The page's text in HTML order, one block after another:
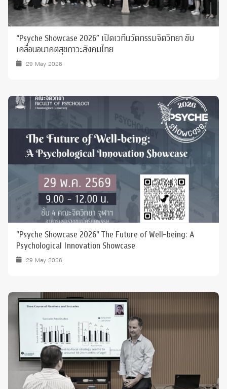
“Psyche Showcase 2026” เปิดเวทีนวัตกรรมจิตวิทยา ขับ
เคลื่อนอนาคตสุขภาวะสังคมไทย
29 May 2026
"Psyche Showcase 2026" The Future of Well-being: A
Psychological Innovation Showcase
29 May 2026